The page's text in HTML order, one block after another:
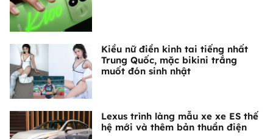
Kiều nữ điền kinh tai tiếng nhất
Trung Quốc, mặc bikini trắng
muốt đón sinh nhật
Lexus trình làng mẫu xe xe ES thế
hệ mới và thêm bản thuần điện